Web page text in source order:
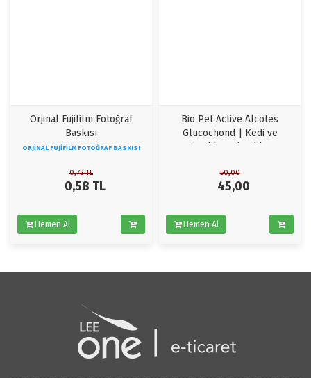
Orjinal Fujifilm Fotoğraf
Baskısı
ORJINAL FUJIFILM FOTOĞRAF BASKISI
0,72TL
0,58 TL
Hemen Al
Bio Pet Active Alcotes
Glucochond | Kedi ve
Köpekler Için Eklem
50,00
45,00
Hemen Al